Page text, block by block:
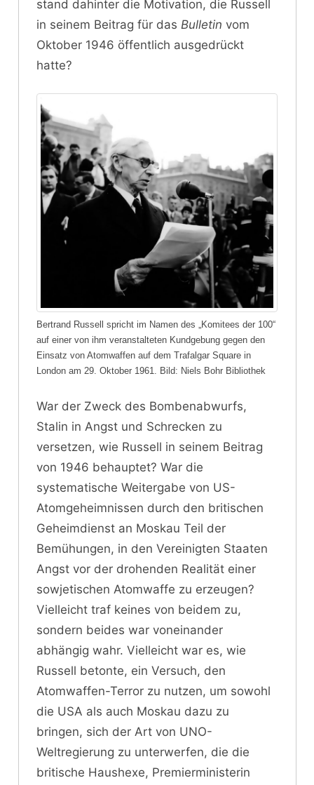
stand dahinter die Motivation, die Russell
in seinem Beitrag für das Bulletin vom
Oktober 1946 öffentlich ausgedrückt
hatte?
Bertrand Russell spricht im Namen des „Komitees der 100“
auf einer von ihm veranstalteten Kundgebung gegen den
Einsatz von Atomwaffen auf dem Trafalgar Square in
London am 29. Oktober 1961. Bild: Niels Bohr Bibliothek
War der Zweck des Bombenabwurfs,
Stalin in Angst und Schrecken zu
versetzen, wie Russell in seinem Beitrag
von 1946 behauptet? War die
systematische Weitergabe von US-
Atomgeheimnissen durch den britischen
Geheimdienst an Moskau Teil der
Bemühungen, in den Vereinigten Staaten
Angst vor der drohenden Realität einer
sowjetischen Atomwaffe zu erzeugen?
Vielleicht traf keines von beidem zu,
sondern beides war voneinander
abhängig wahr. Vielleicht war es, wie
Russell betonte, ein Versuch, den
Atomwaffen-Terror zu nutzen, um sowohl
die USA als auch Moskau dazu zu
bringen, sich der Art von UNO-
Weltregierung zu unterwerfen, die die
britische Haushexe, Premierministerin